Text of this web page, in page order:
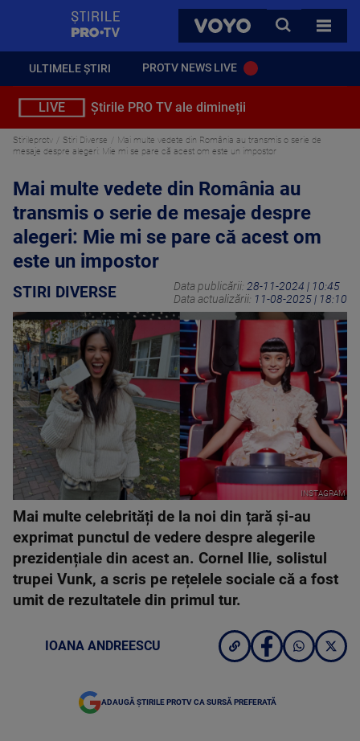
VOYO
CAUTA
TOATE
ULTIMELE ȘTIRI PROTV NEWS LIVE
LIVE Știrile PRO TV ale dimineții
Stirileprotv Stiri Diverse
Mai multe vedete din România au transmis o serie de
mesaje despre alegeri: Mie mi se pare că acest om este un impostor
Mai multe vedete din România au
transmis o serie de mesaje despre
alegeri: Mie mi se pare că acest om
este un impostor
STIRI DIVERSE Data publicării: 28-11-2024 | 10:45
Data actualizării: 11-08-2025 | 18:10
INSTAGRAM
Mai multe celebrități de la noi din țară și-au
exprimat punctul de vedere despre alegerile
prezidențiale din acest an. Cornel Ilie, solistul
trupei Vunk, a scris pe rețelele sociale că a fost
umit de rezultatele din primul tur.
IOANA ANDREESCU
ADAUGĂ ȘTIRILE PROTV CA SURSĂ PREFERATĂ